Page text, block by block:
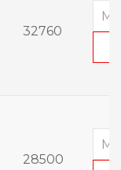
32760
28500